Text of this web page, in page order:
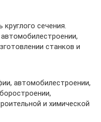
сечения.
станков и
автомобилестроении,
и химической